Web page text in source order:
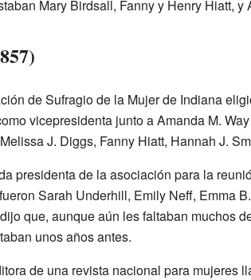
Mary Birdsall, Fanny y Henry Hiatt, y
de Sufragio de la Mujer de Indiana
vicepresidenta junto a Amanda M.
J. Diggs, Fanny Hiatt, Hannah J.
presidenta de la asociación para la
Sarah Underhill, Emily Neff, Emma
que, aunque aún les faltaban muchos
unos años antes.
de una revista nacional para mujeres